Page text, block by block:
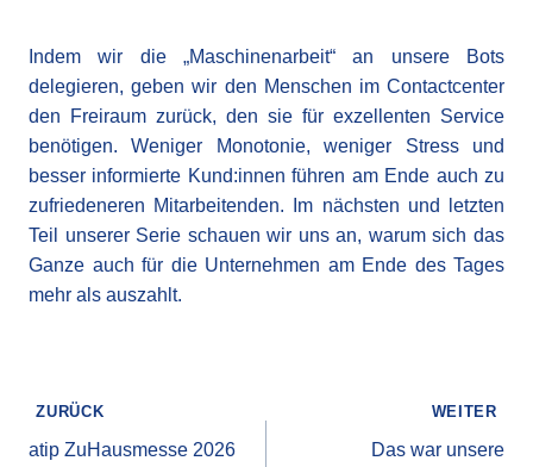
Indem wir die „Maschinenarbeit“ an unsere Bots
delegieren, geben wir den Menschen im Contactcenter
den Freiraum zurück, den sie für exzellenten Service
benötigen. Weniger Monotonie, weniger Stress und
besser informierte Kund:innen führen am Ende auch zu
zufriedeneren Mitarbeitenden. Im nächsten und letzten
Teil unserer Serie schauen wir uns an, warum sich das
Ganze auch für die Unternehmen am Ende des Tages
mehr als auszahlt.
Beitragsnavigation
ZURÜCK
atip ZuHausmesse 2026
WEITER
Das war unsere